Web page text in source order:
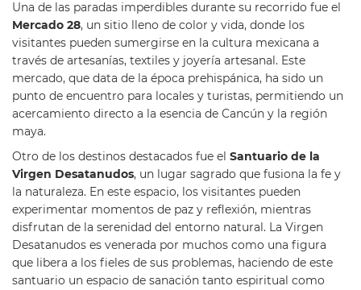
Una de las paradas imperdibles durante su recorrido fue el
Mercado 28, un sitio lleno de color y vida, donde los
visitantes pueden sumergirse en la cultura mexicana a
través de artesanías, textiles y joyería artesanal. Este
mercado, que data de la época prehispánica, ha sido un
punto de encuentro para locales y turistas, permitiendo un
acercamiento directo a la esencia de Cancún y la región
maya.
Otro de los destinos destacados fue el Santuario de la
Virgen Desatanudos, un lugar sagrado que fusiona la fe y
la naturaleza. En este espacio, los visitantes pueden
experimentar momentos de paz y reflexión, mientras
disfrutan de la serenidad del entorno natural. La Virgen
Desatanudos es venerada por muchos como una figura
que libera a los fieles de sus problemas, haciendo de este
santuario un espacio de sanación tanto espiritual como